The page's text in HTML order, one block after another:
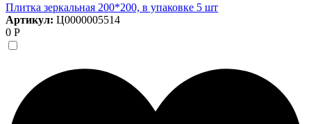
Плитка зеркальная 200*200, в упаковке 5 шт
Артикул: Ц0000005514
0 Р